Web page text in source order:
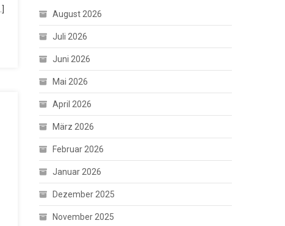
August 2026
Juli 2026
Juni 2026
Mai 2026
April 2026
März 2026
Februar 2026
Januar 2026
Dezember 2025
November 2025